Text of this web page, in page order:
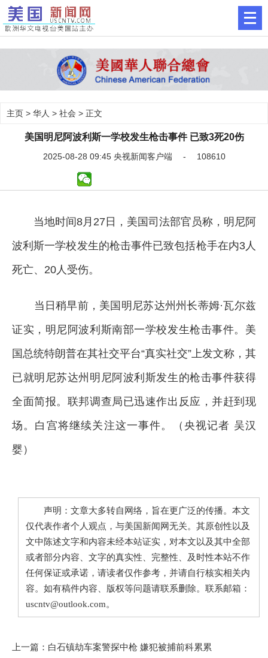
主页 > 华人 > 社会 > 正文
美国明尼阿波利斯一学校发生枪击事件 已致3死20伤
2025-08-28 09:45 央视新闻客户端 - 108610
当地时间8月27日，美国司法部官员称，明尼阿
波利斯一学校发生的枪击事件已致包括枪手在内3人
死亡、20人受伤。
当日稍早前，美国明尼苏达州州长蒂姆·瓦尔兹
证实，明尼阿波利斯南部一学校发生枪击事件。美
国总统特朗普在其社交平台“真实社交”上发文称，其
已就明尼苏达州明尼阿波利斯发生的枪击事件获得
全面简报。联邦调查局已迅速作出反应，并赶到现
场。白宫将继续关注这一事件。（央视记者 吴汉
婴）
声明：文章大多转自网络，旨在更广泛的传播。本文
仅代表作者个人观点，与美国新闻网无关。其原创性以及
文中陈述文字和内容未经本站证实，对本文以及其中全部
或者部分内容、文字的真实性、完整性、及时性本站不作
任何保证或承诺，请读者仅作参考，并请自行核实相关内
容。如有稿件内容、版权等问题请联系删除。联系邮箱：
uscntv@outlook.com。
上一篇： 白石镇劫车案警探中枪 嫌犯被捕前科累累